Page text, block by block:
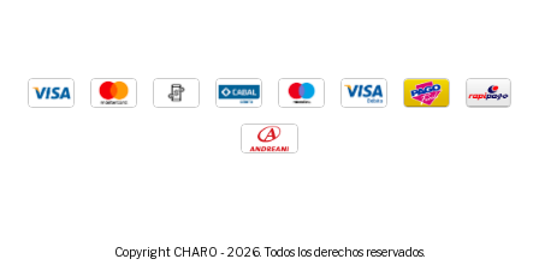
Copyright CHARO - 2026. Todos los derechos reservados.